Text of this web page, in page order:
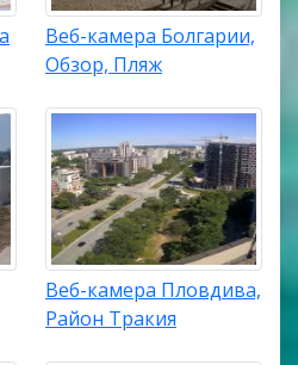
Веб-камера Болгарии,
Обзор, Пляж
Веб-камера Пловдива,
Район Тракия